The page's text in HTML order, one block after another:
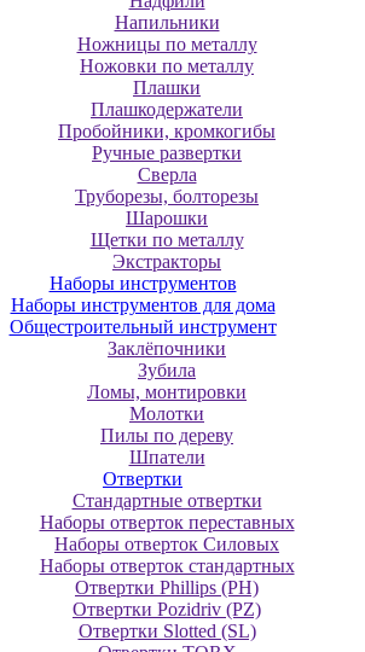
Напильники
Ножницы по металлу
Ножовки по металлу
Плашки
Плашкодержатели
Пробойники, кромкогибы
Ручные развертки
Сверла
Труборезы, болторезы
Шарошки
Щетки по металлу
Экcтpaктopы
Наборы инструментов
Наборы инструментов для дома
Общестроительный инструмент
Заклёпочники
Зубила
Ломы, монтировки
Молотки
Пилы по дереву
Шпатели
Отвертки
Cтандартные отвертки
Наборы отверток переставных
Наборы отверток Силовых
Наборы отверток стандартных
Отвертки Phillips (PH)
Отвертки Pozidriv (PZ)
Отвертки Slotted (SL)